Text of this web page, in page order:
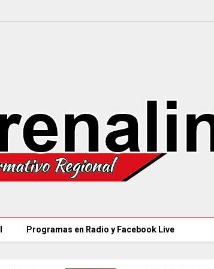
Programas en Radio y Facebook Live